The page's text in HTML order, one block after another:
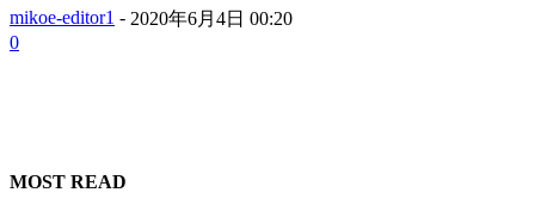
mikoe-editor1 - 2020年6月4日 00:20
0
MOST READ